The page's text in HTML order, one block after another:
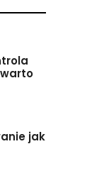
jak